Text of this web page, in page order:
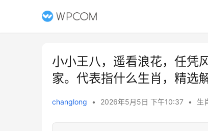
小小王八，遥看浪花，任凭
家。代表指什么生肖，精选
changlong • 2026年5月5日 下午10:37 • 生